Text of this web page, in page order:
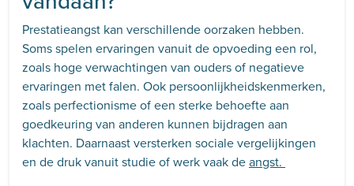
Prestatieangst kan verschillende oorzaken hebben.
Soms spelen ervaringen vanuit de opvoeding een rol,
zoals hoge verwachtingen van ouders of negatieve
ervaringen met falen. Ook persoonlijkheidskenmerken,
zoals perfectionisme of een sterke behoefte aan
goedkeuring van anderen kunnen bijdragen aan
klachten. Daarnaast versterken sociale vergelijkingen
en de druk vanuit studie of werk vaak deangst.